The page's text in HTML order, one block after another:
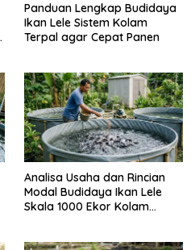
Panduan Lengkap Budidaya
Ikan Lele Sistem Kolam
Terpal agar Cepat Panen
Analisa Usaha dan Rincian
Modal Budidaya Ikan Lele
Skala 1000 Ekor Kolam